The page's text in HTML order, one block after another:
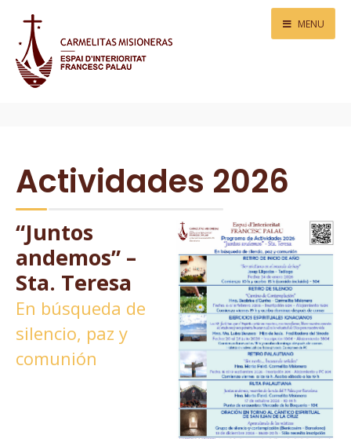
MENU
Actividades 2026
“Juntos
andemos” –
Sta. Teresa
En búsqueda de
silencio, paz y
comunión